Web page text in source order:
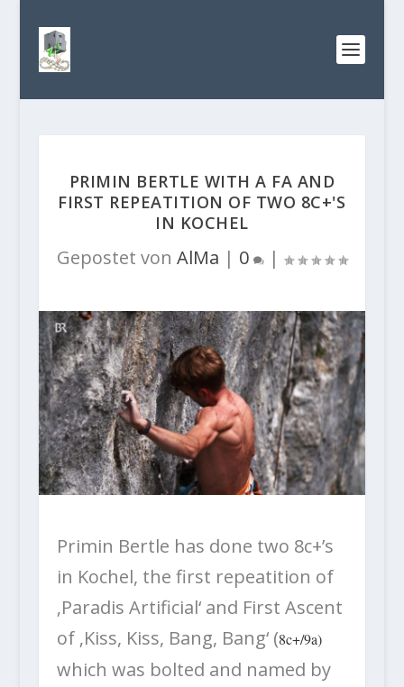
PRIMIN BERTLE WITH A FA AND
FIRST REPEATITION OF TWO 8C+'S
IN KOCHEL
Gepostet von AlMa | 0 |
Primin Bertle has done two 8c+’s
in Kochel, the first repeatition of
‚Paradis Artificial‘ and First Ascent
of ‚Kiss, Kiss, Bang, Bang‘ (8c+/9a)
which was bolted and named by